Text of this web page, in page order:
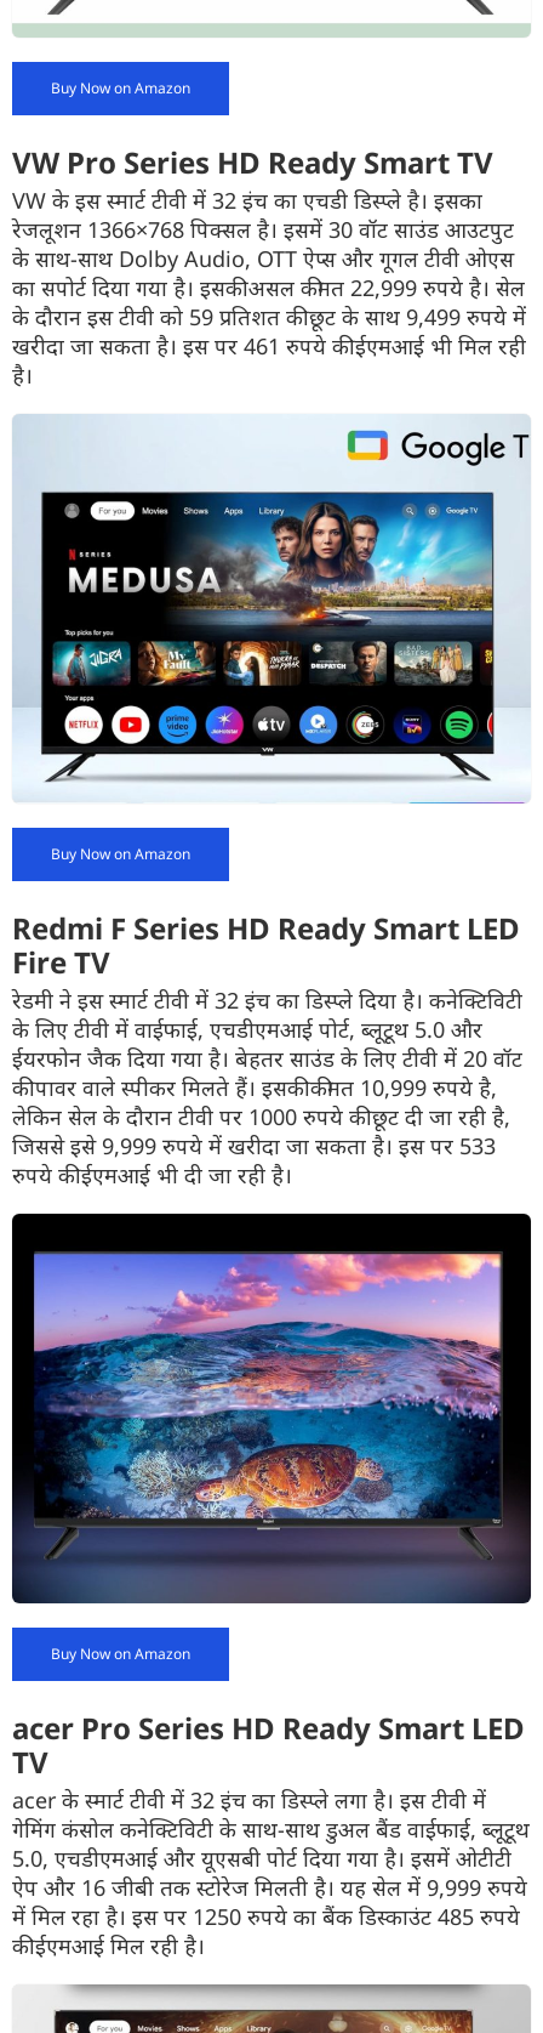
Buy Now on Amazon
VW Pro Series HD Ready Smart TV
VW के इस स्मार्ट टीवी में 32 इंच का एचडी डिस्प्ले है। इसका
रेजलूशन 1366×768 पिक्सल है। इसमें 30 वॉट साउंड आउटपुट
के साथ-साथ Dolby Audio, OTT ऐप्स और गूगल टीवी ओएस
का सपोर्ट दिया गया है। इसकी असल कीमत 22,999 रुपये है। सेल
के दौरान इस टीवी को 59 प्रतिशत की छूट के साथ 9,499 रुपये में
खरीदा जा सकता है। इस पर 461 रुपये की ईएमआई भी मिल रही
है।
Buy Now on Amazon
Redmi F Series HD Ready Smart LED
Fire TV
रेडमी ने इस स्मार्ट टीवी में 32 इंच का डिस्प्ले दिया है। कनेक्टिविटी
के लिए टीवी में वाईफाई, एचडीएमआई पोर्ट, ब्लूटूथ 5.0 और
ईयरफोन जैक दिया गया है। बेहतर साउंड के लिए टीवी में 20 वॉट
की पावर वाले स्पीकर मिलते हैं। इसकी कीमत 10,999 रुपये है,
लेकिन सेल के दौरान टीवी पर 1000 रुपये की छूट दी जा रही है,
जिससे इसे 9,999 रुपये में खरीदा जा सकता है। इस पर 533
रुपये की ईएमआई भी दी जा रही है।
Buy Now on Amazon
acer Pro Series HD Ready Smart LED
TV
acer के स्मार्ट टीवी में 32 इंच का डिस्प्ले लगा है। इस टीवी में
गेमिंग कंसोल कनेक्टिविटी के साथ-साथ डुअल बैंड वाईफाई, ब्लूटूथ
5.0, एचडीएमआई और यूएसबी पोर्ट दिया गया है। इसमें ओटीटी
ऐप और 16 जीबी तक स्टोरेज मिलती है। यह सेल में 9,999 रुपये
में मिल रहा है। इस पर 1250 रुपये का बैंक डिस्काउंट 485 रुपये
की ईएमआई मिल रही है।